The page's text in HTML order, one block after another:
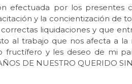
efectuada por los presentes
y la concientización de
correctas liquidaciones y que
al trabajo que nos afecta a la
fructífero y les deseo de mi
DE NUESTRO QUERIDO